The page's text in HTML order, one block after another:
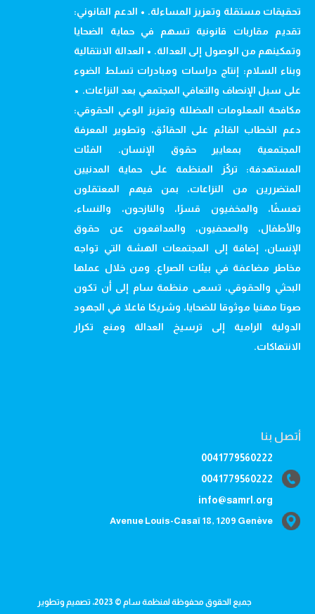
تحقيقات مستقلة وتعزيز المساءلة. • الدعم القانوني:
تقديم مقاربات قانونية تسهم في حماية الضحايا
وتمكينهم من الوصول إلى العدالة. • العدالة الانتقالية
وبناء السلام: إنتاج دراسات ومبادرات تسلط الضوء
على سبل الإنصاف والتعافي المجتمعي بعد النزاعات. •
مكافحة المعلومات المضللة وتعزيز الوعي الحقوقي:
دعم الخطاب القائم على الحقائق، وتطوير المعرفة
المجتمعية بمعايير حقوق الإنسان. الفئات
المستهدفة: تركّز المنظمة على حماية المدنيين
المتضررين من النزاعات، بمن فيهم المعتقلون
تعسفًا، والمخفيون قسرًا، والنازحون، والنساء،
والأطفال، والصحفيون، والمدافعون عن حقوق
الإنسان، إضافة إلى المجتمعات الهشة التي تواجه
مخاطر مضاعفة في بيئات الصراع. ومن خلال عملها
البحثي والحقوقي، تسعى منظمة سام إلى أن تكون
صوتا مهنيا موثوقا للضحايا، وشريكا فاعلا في الجهود
الدولية الرامية إلى ترسيخ العدالة ومنع تكرار
الانتهاكات.
أتصل بنا
0041779560222
0041779560222
info@samrl.org
Avenue Louis-Casaï 18, 1209 Genève
جميع الحقوق محفوظة لمنظمة سام © 2023، تصميم وتطوير